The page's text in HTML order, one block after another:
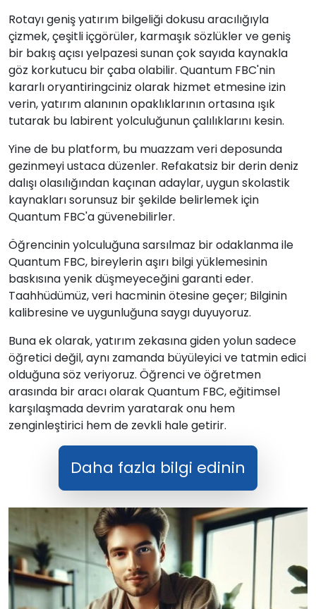
Rotayı geniş yatırım bilgeliği dokusu aracılığıyla
çizmek, çeşitli içgörüler, karmaşık sözlükler ve geniş
bir bakış açısı yelpazesi sunan çok sayıda kaynakla
göz korkutucu bir çaba olabilir. Quantum FBC'nin
kararlı oryantiringciniz olarak hizmet etmesine izin
verin, yatırım alanının opaklıklarının ortasına ışık
tutarak bu labirent yolculuğunun çalılıklarını kesin.
Yine de bu platform, bu muazzam veri deposunda
gezinmeyi ustaca düzenler. Refakatsiz bir derin deniz
dalışı olasılığından kaçınan adaylar, uygun skolastik
kaynakları sorunsuz bir şekilde belirlemek için
Quantum FBC'a güvenebilirler.
Öğrencinin yolculuğuna sarsılmaz bir odaklanma ile
Quantum FBC, bireylerin aşırı bilgi yüklemesinin
baskısına yenik düşmeyeceğini garanti eder.
Taahhüdümüz, veri hacminin ötesine geçer; Bilginin
kalibresine ve uygunluğuna saygı duyuyoruz.
Buna ek olarak, yatırım zekasına giden yolun sadece
öğretici değil, aynı zamanda büyüleyici ve tatmin edici
olduğuna söz veriyoruz. Öğrenci ve öğretmen
arasında bir aracı olarak Quantum FBC, eğitimsel
karşılaşmada devrim yaratarak onu hem
zenginleştirici hem de zevkli hale getirir.
Daha fazla bilgi edinin